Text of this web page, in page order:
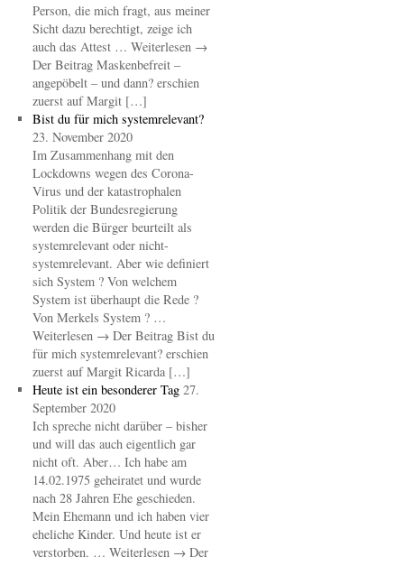
Person, die mich fragt, aus meiner
Sicht dazu berechtigt, zeige ich
auch das Attest … Weiterlesen →
Der Beitrag Maskenbefreit –
angepöbelt – und dann? erschien
zuerst auf Margit […]
Bist du für mich systemrelevant?
23. November 2020
Im Zusammenhang mit den
Lockdowns wegen des Corona-
Virus und der katastrophalen
Politik der Bundesregierung
werden die Bürger beurteilt als
systemrelevant oder nicht-
systemrelevant. Aber wie definiert
sich System ? Von welchem
System ist überhaupt die Rede ?
Von Merkels System ? …
Weiterlesen → Der Beitrag Bist du
für mich systemrelevant? erschien
zuerst auf Margit Ricarda […]
Heute ist ein besonderer Tag 27.
September 2020
Ich spreche nicht darüber – bisher
und will das auch eigentlich gar
nicht oft. Aber… Ich habe am
14.02.1975 geheiratet und wurde
nach 28 Jahren Ehe geschieden.
Mein Ehemann und ich haben vier
eheliche Kinder. Und heute ist er
verstorben. … Weiterlesen → Der